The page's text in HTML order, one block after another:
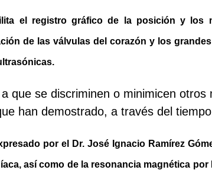
el registro gráfico de la posición y los
de las válvulas del corazón y los
que se discriminen o minimicen otros
han demostrado, a través del
por el Dr. José Ignacio Ramírez
así como de la resonancia magnética